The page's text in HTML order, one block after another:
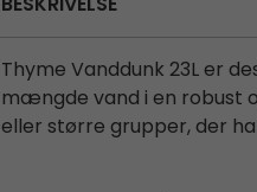
BESKRIVELSE
Thyme Vanddunk 23L er
mængde vand i en robust
eller større grupper, der